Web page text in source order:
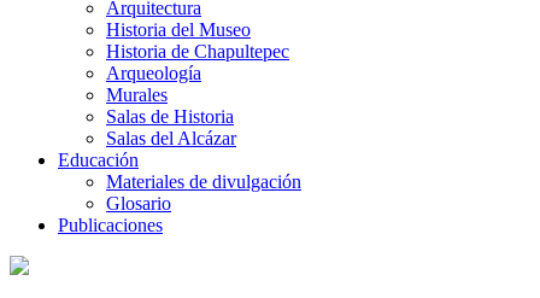
Arquitectura
Historia del Museo
Historia de Chapultepec
Arqueología
Murales
Salas de Historia
Salas del Alcázar
Educación
Materiales de divulgación
Glosario
Publicaciones